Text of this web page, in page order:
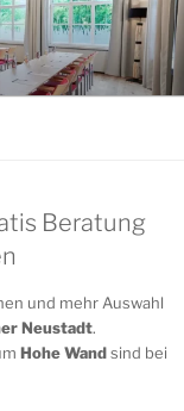
Beratung
und mehr Auswahl
Neustadt.
Hohe Wandsind bei